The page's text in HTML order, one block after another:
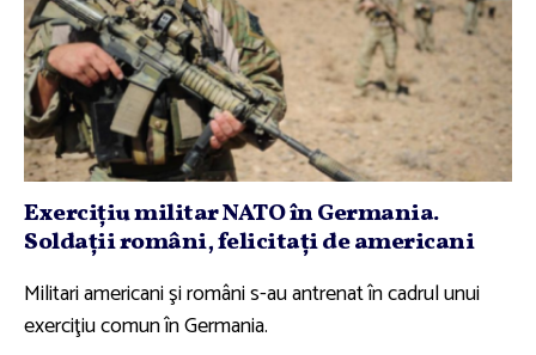
Exerciţiu militar NATO în Germania.
Soldaţii români, felicitaţi de americani
Militari americani şi români s-au antrenat în cadrul unui
exerciţiu comun în Germania.